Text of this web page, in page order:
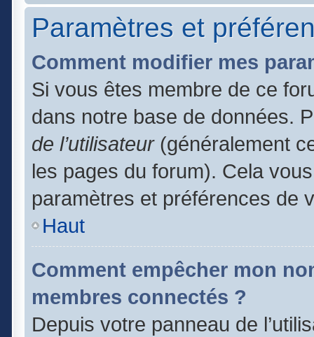
Paramètres et
Comment modifier mes
Si vous êtes membre de ce
dans notre base de données.
de l’utilisateur(généralement
les pages du forum). Cela
paramètres et préférences de
Haut
Comment empêcher mon
membres connectés ?
Depuis votre panneau de